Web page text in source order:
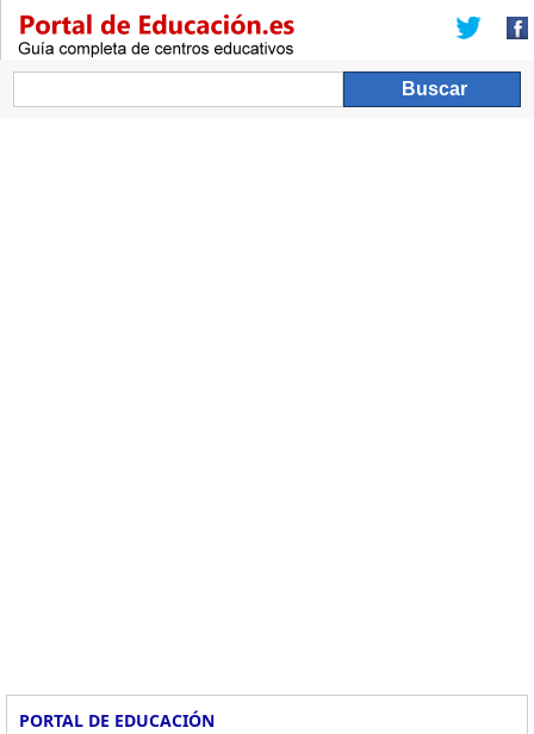
PORTAL DE EDUCACIÓN